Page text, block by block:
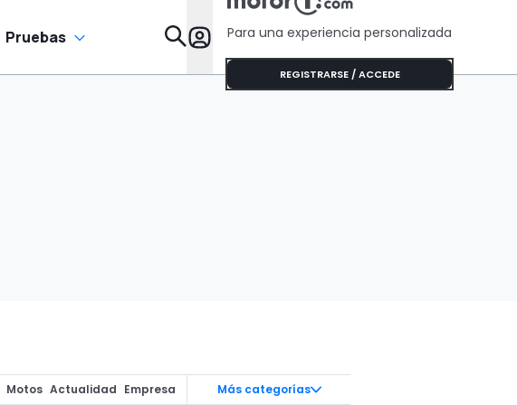
Pruebas Para una experiencia personalizada
REGISTRARSE / ACCEDE
Más categorías
Motos Actualidad Empresa